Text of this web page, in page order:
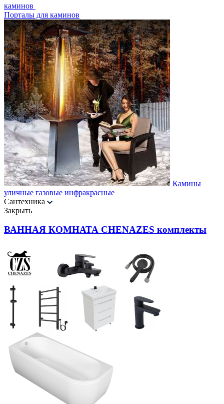
каминов
Порталы для каминов
Камины
уличные газовые инфракрасные
Сантехника
Закрыть
ВАННАЯ КОМНАТА CHENAZES комплекты